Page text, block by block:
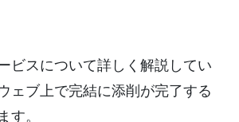
ビスについて詳しく解説してい
ェブ上で完結に添削が完了する
す。